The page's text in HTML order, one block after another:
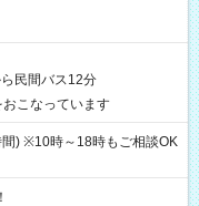
民間バス12分
こなっています
) ※10時～18時もご相談OK